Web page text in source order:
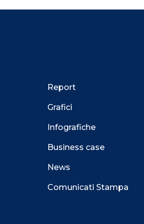
Report
Grafici
Infografiche
Business case
News
Comunicati Stampa